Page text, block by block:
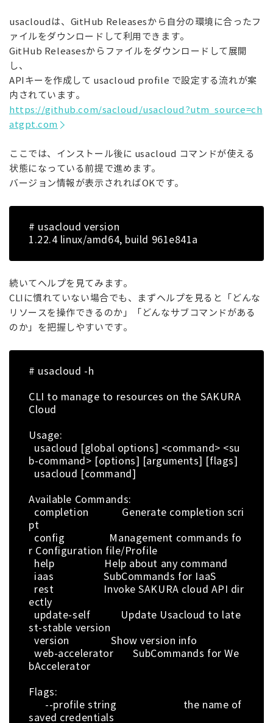
usacloudは、GitHub Releasesから自分の環境に合ったフ
ァイルをダウンロードして利用できます。
GitHub Releasesからファイルをダウンロードして展開
し、
APIキーを作成して usacloud profile で設定する流れが案
内されています。
https://github.com/sacloud/usacloud?utm_source=ch
atgpt.com
ここでは、インストール後に usacloud コマンドが使える
状態になっている前提で進めます。
バージョン情報が表示されればOKです。
# usacloud version
1.22.4 linux/amd64, build 961e841a
続いてヘルプを見てみます。
CLIに慣れていない場合でも、まずヘルプを見ると「どんな
リソースを操作できるのか」「どんなサブコマンドがある
のか」を把握しやすいです。
# usacloud -h
CLI to manage to resources on the SAKURA
Cloud
Usage:
usacloud [global options] <command> <su
b-command> [options] [arguments] [flags]
usacloud [command]
Available Commands:
completion Generate completion scri
pt
config Management commands fo
r Configuration file/Profile
help Help about any command
iaas SubCommands for IaaS
rest Invoke SAKURA cloud API dir
ectly
update-self Update Usacloud to late
st-stable version
version Show version info
web-accelerator SubCommands for We
bAccelerator
Flags:
--profile string the name of
saved credentials